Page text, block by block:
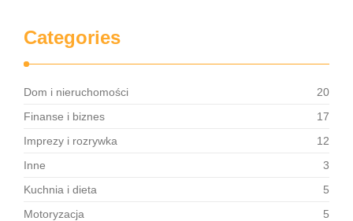
Categories
Dom i nieruchomości
20
Finanse i biznes
17
Imprezy i rozrywka
12
Inne
3
Kuchnia i dieta
5
Motoryzacja
5